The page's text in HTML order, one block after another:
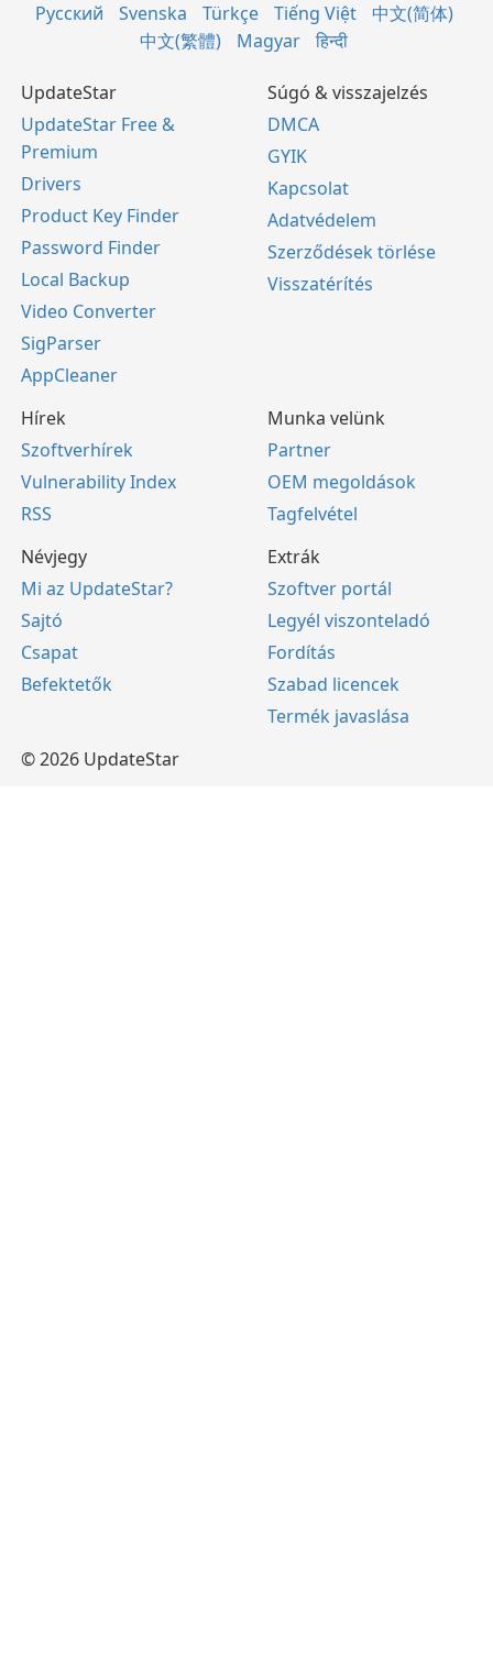
Русский Svenska Türkçe Tiếng Việt
中文(简体)
中文(繁體)
Magyar हिन्दी
UpdateStar
UpdateStar Free &
Premium
Drivers
Product Key Finder
Password Finder
Local Backup
Video Converter
SigParser
AppCleaner
Súgó & visszajelzés
DMCA
GYIK
Kapcsolat
Adatvédelem
Szerződések törlése
Visszatérítés
Hírek
Szoftverhírek
Vulnerability Index
RSS
Munka velünk
Partner
OEM megoldások
Tagfelvétel
Névjegy
Mi az UpdateStar?
Sajtó
Csapat
Befektetők
Extrák
Szoftver portál
Legyél viszonteladó
Fordítás
Szabad licencek
Termék javaslása
© 2026 UpdateStar